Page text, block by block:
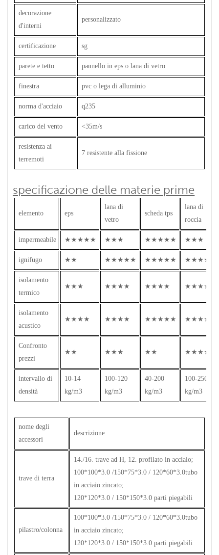
decorazione
d'interni
personalizzato
certificazione sg
parete e tetto pannello in eps o lana di vetro
finestra pvc o lega di alluminio
norma d'acciaio q235
carico del vento <35m/s
resistenza ai
terremoti
7 resistente alla fissione
specificazione delle materie prime
elemento eps
lana di
vetro
scheda tps
lana di
roccia
impermeabile ★★★★★ ★★★ ★★★★★ ★★★
ignifugo ★★ ★★★★★ ★★★★★ ★★★★★
isolamento
termico
★★★ ★★★★ ★★★★ ★★★★
isolamento
acustico
★★★★ ★★★★ ★★★★★ ★★★★
Confronto
prezzi
★★ ★★★ ★★ ★★★★
intervallo di
densità
10-14
kg/m3
100-120
kg/m3
40-200
kg/m3
100-250
kg/m3
nome degli
accessori
descrizione
trave di terra
14./16. trave ad H, 12. profilato in acciaio;
100*100*3.0 /150*75*3.0 / 120*60*3.0tubo
in acciaio zincato;
120*120*3.0 / 150*150*3.0 parti piegabili
pilastro/colonna
100*100*3.0 /150*75*3.0 / 120*60*3.0tubo
in acciaio zincato;
120*120*3.0 / 150*150*3.0 parti piegabili